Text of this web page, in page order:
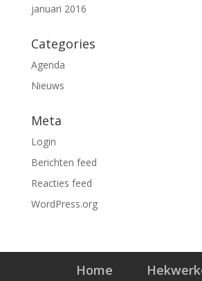
januari 2016
Categories
Agenda
Nieuws
Meta
Login
Berichten feed
Reacties feed
WordPress.org
Home